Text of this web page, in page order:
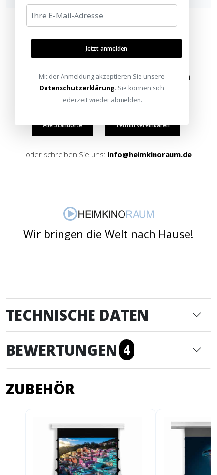
Besuchen Sie unsere Ausstellungen
Bitte besuchen Sie uns nur mit Termin.
Alle Standorte Termin vereinbaren
oder schreiben Sie uns: info@heimkinoraum.de
Wir bringen die Welt nach Hause!
TECHNISCHE DATEN
BEWERTUNGEN 4
ZUBEHÖR
Jetzt anmelden
Mit der Anmeldung akzeptieren Sie unsere
Datenschutzerklärung. Sie können sich
jederzeit wieder abmelden.